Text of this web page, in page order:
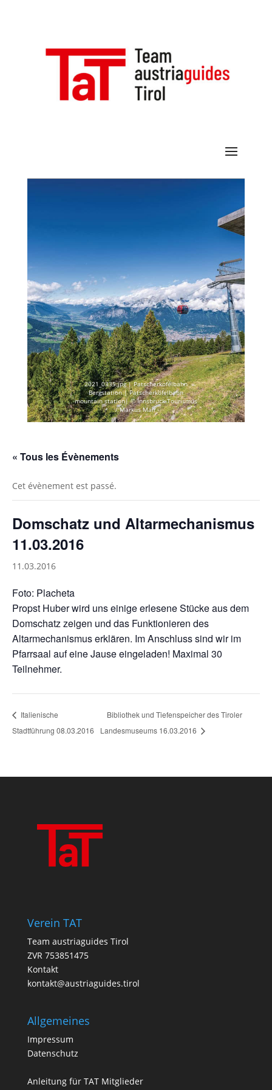
2021_0335.jpg | Patscherkofelbahn
Bergstation | Patscherkofelbahn
mountain station| © Innsbruck Tourismus
/ Markus Mair
« Tous les Évènements
Cet évènement est passé.
Domschatz und Altarmechanismus
11.03.2016
11.03.2016
Foto: Placheta
Propst Huber wird uns einige erlesene Stücke aus dem
Domschatz zeigen und das Funktionieren des
Altarmechanismus erklären. Im Anschluss sind wir im
Pfarrsaal auf eine Jause eingeladen! Maximal 30
Teilnehmer.
Italienische
Stadtführung 08.03.2016
Bibliothek und Tiefenspeicher des Tiroler
Landesmuseums 16.03.2016
Verein TAT
Team austriaguides Tirol
ZVR 753851475
Kontakt
kontakt@austriaguides.tirol
Allgemeines
Impressum
Datenschutz
Anleitung für TAT Mitglieder